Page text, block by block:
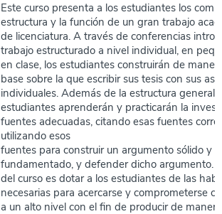
Este curso presenta a los estudiantes los
estructura y la función de un gran trabajo
de licenciatura. A través de conferencias
trabajo estructurado a nivel individual, en
en clase, los estudiantes construirán de
base sobre la que escribir sus tesis con sus
individuales. Además de la estructura general
estudiantes aprenderán y practicarán la
fuentes adecuadas, citando esas fuentes
utilizando esos
fuentes para construir un argumento sólido y
fundamentado, y defender dicho argumento.
del curso es dotar a los estudiantes de las
necesarias para acercarse y comprometerse
a un alto nivel con el fin de producir de